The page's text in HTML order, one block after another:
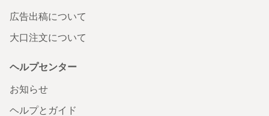
広告出稿について
大口注文について
ヘルプセンター
お知らせ
ヘルプとガイド